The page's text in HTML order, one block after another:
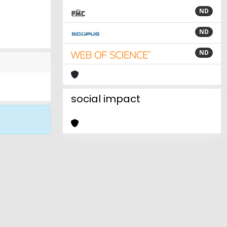
ND
ND
ND
social impact